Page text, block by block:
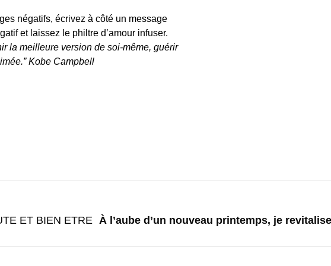
négatifs, écrivez à côté un message
et laissez le philtre d’amour infuser.
la meilleure version de soi-même, guérir
Kobe Campbell
ET BIEN ETRE